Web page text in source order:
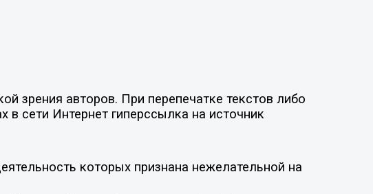
зрения авторов. При перепечатке текстов либо
в сети Интернет гиперссылка на источник
которых признана нежелательной на